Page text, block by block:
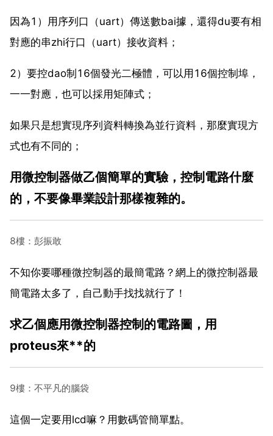
因為1）用序列口（uart）傳送數bai據，還得du要有相
對應的串zhi行口（uart）接收資料；
2）要控dao制16個發光二極體，可以用16個控制埠，
一一對應，也可以採用矩陣式；
如果只是想實現序列資料轉換為並行資料，那麼實現方
式也有不同的；
用微控制器做乙個簡單的實驗，控制電路什麼
的，不要像畢業設計那樣複雜的。
8樓：彭振敢
不知你要哪種微控制器的最簡電路？網上的微控制器最
簡電路太多了，自己動手找找就行了！
求乙個應用微控制器控制的電路圖，用
proteus來**的
9樓：不平凡的腦袋
這個一定要用lcd嘛？用數碼管簡單點。